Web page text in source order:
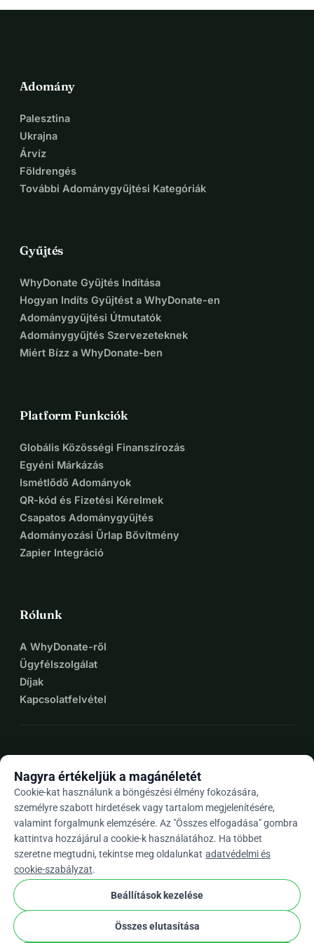
oktatásához és a lehetőséghez, hogy méltósággal
újjáépíthessük az életünket. Ti nem csupán pénzt adtok
jövőt adtok nekünk.
Kérlek, segíts nekünk újra felemelkedni.
Köszönöm, hogy időt szántál a történetem elolvasására, és
Adomány
Palesztina
Ukrajna
Árvíz
Földrengés
További Adománygyűjtési Kategóriák
Gyűjtés
WhyDonate Gyűjtés Indítása
Hogyan Indíts Gyűjtést a WhyDonate-en
Adománygyűjtési Útmutatók
Adománygyűjtés Szervezeteknek
Miért Bízz a WhyDonate-ben
Platform Funkciók
Globális Közösségi Finanszírozás
Egyéni Márkázás
Ismétlődő Adományok
QR-kód és Fizetési Kérelmek
Csapatos Adománygyűjtés
Adományozási Űrlap Bővítmény
Zapier Integráció
Rólunk
A WhyDonate-ről
Ügyfélszolgálat
Díjak
Kapcsolatfelvétel
Huarrow_drop_down
★★★★★4,9 / 5 több mint 500 értékelés alapján
WhyDonate
Adatvédelem és sütik
Általános szerződési feltételek
Nagyra értékeljük a magánéletét
Cookie-kat használunk a böngészési élmény fokozására,
személyre szabott hirdetések vagy tartalom megjelenítésére,
valamint forgalmunk elemzésére. Az "Összes elfogadása" gombra
kattintva hozzájárul a cookie-k használatához. Ha többet
szeretne megtudni, tekintse meg oldalunkat adatvédelmi és
cookie-szabályzat.
Beállítások kezelése
Összes elutasítása